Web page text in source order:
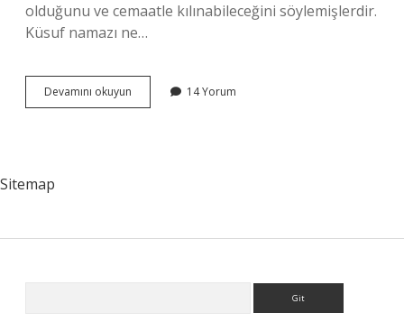
olduğunu ve cemaatle kılınabileceğini söylemişlerdir.
Küsuf namazı ne…
Devamını okuyun
Ve
14 Yorum
Sitemap